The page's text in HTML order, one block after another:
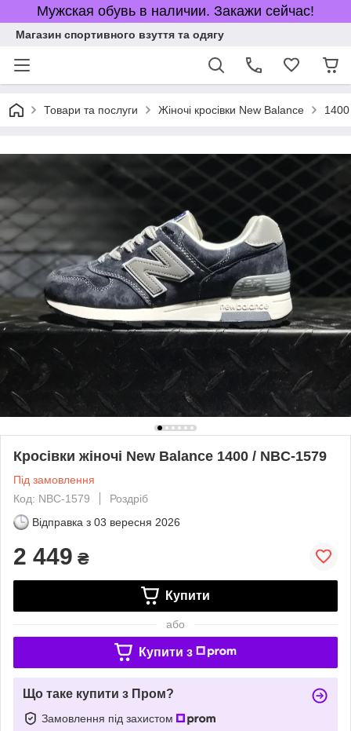
Мужская обувь в наличии. Закажи сейчас!
Магазин спортивного взуття та одягу
Товари та послуги Жіночі кросівки New Balance 1400
Кросівки жіночі New Balance 1400 / NBC-1579
Під замовлення
Код: NBC-1579
Роздріб
Відправка з 03 вересня 2026
2 449 ₴
Купити
або
Купити з
Що таке купити з Пром?
Замовлення під захистом